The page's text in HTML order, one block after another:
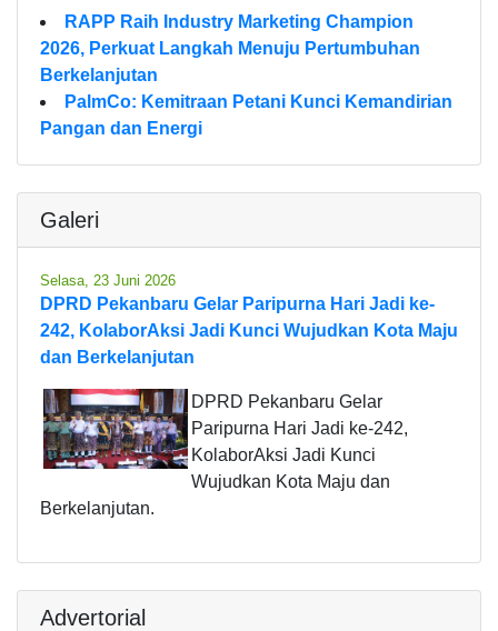
RAPP Raih Industry Marketing Champion
2026, Perkuat Langkah Menuju Pertumbuhan
Berkelanjutan
PalmCo: Kemitraan Petani Kunci Kemandirian
Pangan dan Energi
Galeri
Selasa, 23 Juni 2026
DPRD Pekanbaru Gelar Paripurna Hari Jadi ke-
242, KolaborAksi Jadi Kunci Wujudkan Kota Maju
dan Berkelanjutan
DPRD Pekanbaru Gelar
Paripurna Hari Jadi ke-242,
KolaborAksi Jadi Kunci
Wujudkan Kota Maju dan
Berkelanjutan.
Advertorial